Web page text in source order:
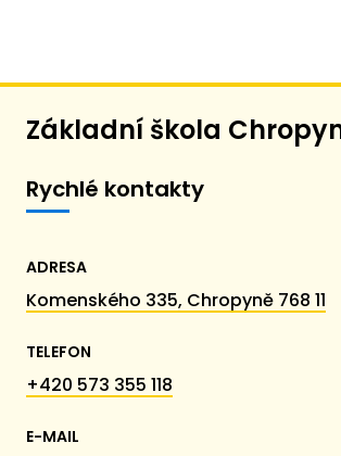
Základní škola
Rychlé kontakty
ADRESA
Komenského 335, Chropyně 768 11
TELEFON
+420 573 355 118
E-MAIL